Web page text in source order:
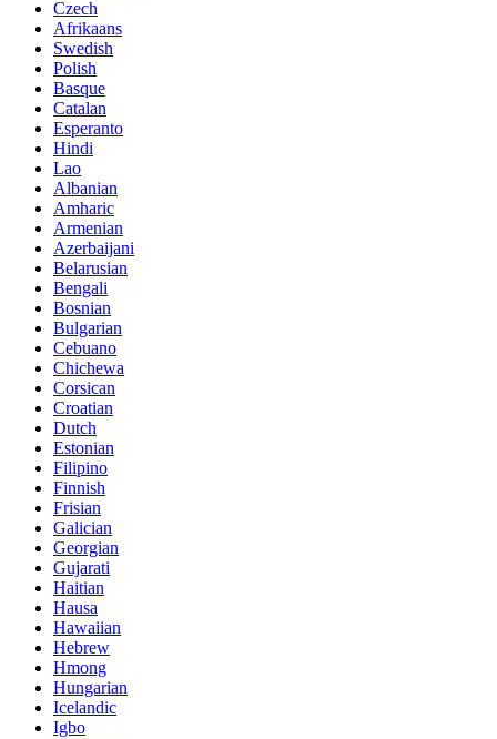
Czech
Afrikaans
Swedish
Polish
Basque
Catalan
Esperanto
Hindi
Lao
Albanian
Amharic
Armenian
Azerbaijani
Belarusian
Bengali
Bosnian
Bulgarian
Cebuano
Chichewa
Corsican
Croatian
Dutch
Estonian
Filipino
Finnish
Frisian
Galician
Georgian
Gujarati
Haitian
Hausa
Hawaiian
Hebrew
Hmong
Hungarian
Icelandic
Igbo